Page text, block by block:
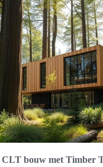
bouw met Timber